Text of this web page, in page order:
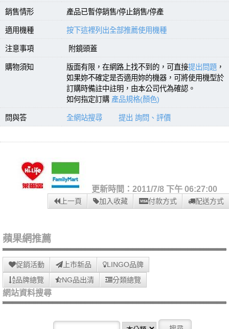
銷售情形 產品已暫停銷售/停止銷售/停產
適用機種 按下這裡列出全部推薦使用機種
注意事項 附鏡頭蓋
購物須知 版面有限，在網路上找不到的，可直接提出問題 ，
如果妳不確定是否適用妳的機器，可將使用機型於
訂購時備註中註明，由本公司代為確認。
如何指定訂購 產品規格(顏色)
問與答 全網站搜尋 提出 詢問、評價
更新時間：2011/7/8 下午 06:27:00
上一頁 加入收藏 付款方式 配送方式
蘋果網推薦
促銷活動 上市新品
LINGO品牌
品牌總覽
NG品出清 分類總覽
網站資料搜尋